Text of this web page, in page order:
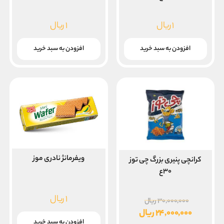
۱ریال
افزودن به سبد خرید
۱ریال
افزودن به سبد خرید
کرانچی پنیری بزرگ چی توز
۳۰ع
۳۰,۰۰۰,۰۰۰ریال
اصلی
۲۴,۰۰۰,۰۰۰ریال
ویفرمانژ نادری موز
۱ریال